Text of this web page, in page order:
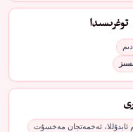
ئابدۇللا، ئەخمەتجان مەخسۇت